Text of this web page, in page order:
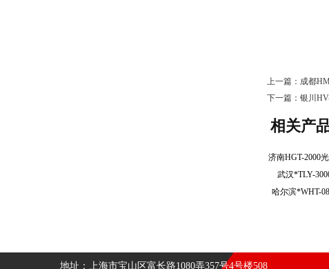
上一篇： 成都
下一篇： 银川
相关产
武汉*TLY-
哈尔滨*WHT-
地址：上海市宝山区富长路1080弄357号4号楼508